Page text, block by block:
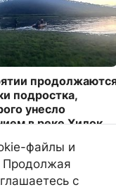
подростка,
унесло
в реке Хилок
файлы и
Продолжая
с